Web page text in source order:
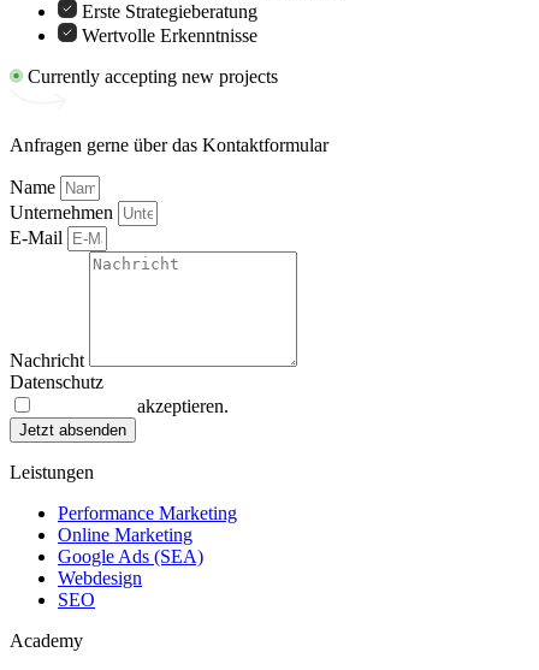
Erste Strategieberatung
Wertvolle Erkenntnisse
Currently accepting new projects
Anfragen gerne über das Kontaktformular
Name
Unternehmen
E-Mail
Nachricht
Datenschutz
akzeptieren.
Jetzt absenden
Leistungen
Performance Marketing
Online Marketing
Google Ads (SEA)
Webdesign
SEO
Academy